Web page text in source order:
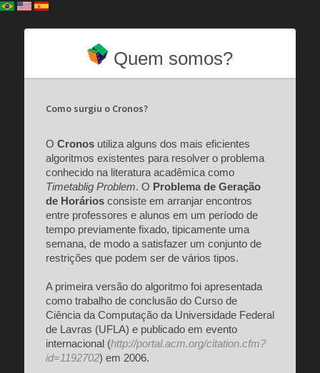
Quem somos?
Como surgiu o Cronos?
O Cronosutiliza alguns dos mais eficientes
algoritmos existentes para resolver o problema
conhecido na literatura acadêmica como
Timetablig Problem. O Problema de Geração
de Horáriosconsiste em arranjar encontros
entre professores e alunos em um período de
tempo previamente fixado, tipicamente uma
semana, de modo a satisfazer um conjunto de
restrições que podem ser de vários tipos.
A primeira versão do algoritmo foi apresentada
como trabalho de conclusão do Curso de
Ciência da Computação da Universidade Federal
de Lavras (UFLA) e publicado em evento
internacional (http://portal.acm.org/citation.cfm?
id=1192702) em 2006.